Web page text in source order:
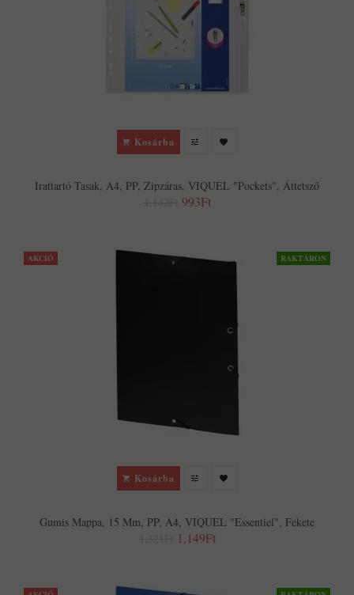
Kosárba
Irattartó Tasak, A4, PP, Zipzáras, VIQUEL "Pockets", Áttetsző
993Ft
AKCIÓ RAKTÁRON
Kosárba
Gumis Mappa, 15 Mm, PP, A4, VIQUEL "Essentiel", Fekete
1,149Ft